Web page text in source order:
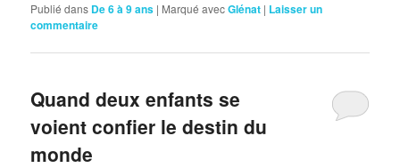
Publié dans De 6 à 9 ans | Marqué avecGlénat | Laisser un
commentaire
Quand deux enfants se
voient confier le destin du
monde